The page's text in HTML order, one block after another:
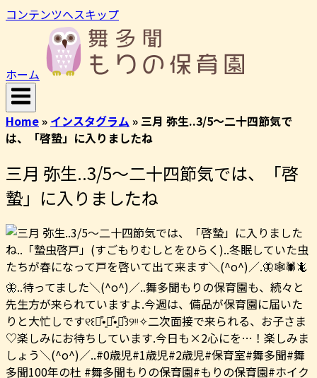
コンテンツへスキップ
ホーム
Home» インスタグラム » 三月 弥生..3/5〜二十四節気で
は、「啓蟄」に入りましたね
三月 弥生..3/5〜二十四節気では、「啓
蟄」に入りましたね